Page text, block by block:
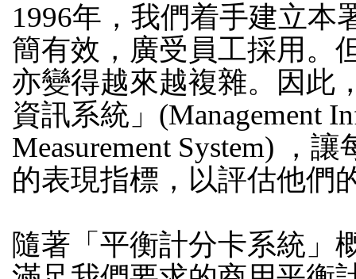
1996年，我們着手建立本
簡有效，廣受員工採用。
亦變得越來越複雜。因此
資訊系統」(Management
Measurement System) ，
的表現指標，以評估他們
隨著「平衡計分卡系統」